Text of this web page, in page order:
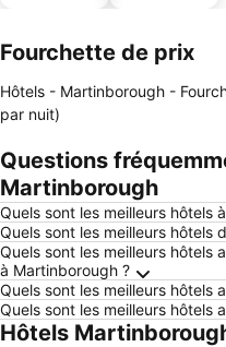
Fourchette de prix
Hôtels - Martinborough -
par nuit)
Questions
Martinborough
Quels sont les meilleurs hôtels
Quels sont les meilleurs hôtels
Quels sont les meilleurs hôtels
à Martinborough ?
Quels sont les meilleurs hôtels
Quels sont les meilleurs hôtels
Hôtels